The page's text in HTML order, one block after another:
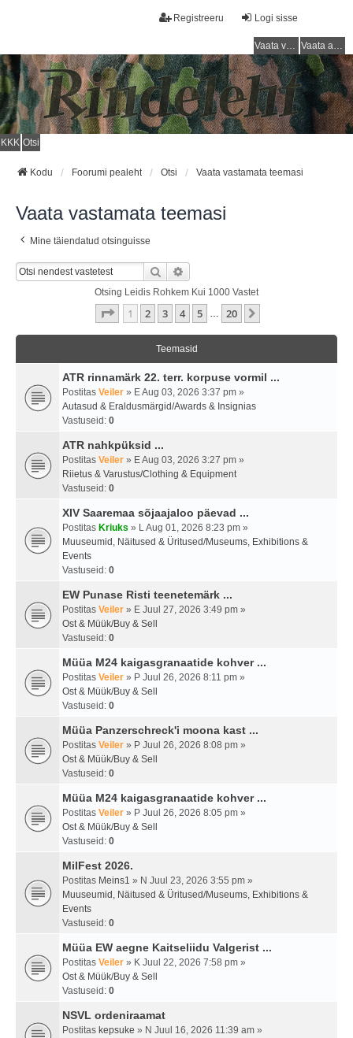
Logi sisse
Registreeru
Vaata vastamata teemasi Vaata aktiivseid teemasid
KKK Otsi
Kodu Foorumi pealeht Otsi Vaata vastamata teemasi
Vaata vastamata teemasi
Mine täiendatud otsinguisse
Otsi
Otsing Leidis Rohkem Kui 1000 Vastet
1 . Leht20 -st
1 2 3 4 5 … 20
Teemasid
ATR rinnamärk 22. terr. korpuse vormil ...
Postitas Veiler » E Aug 03, 2026 3:37 pm »
Autasud & Eraldusmärgid/Awards & Insignias
Vastuseid: 0
ATR nahkpüksid ...
Postitas Veiler » E Aug 03, 2026 3:27 pm »
Riietus & Varustus/Clothing & Equipment
Vastuseid: 0
XIV Saaremaa sõjaajaloo päevad ...
Postitas Kriuks » L Aug 01, 2026 8:23 pm »
Muuseumid, Näitused & Üritused/Museums, Exhibitions &
Events
Vastuseid: 0
EW Punase Risti teenetemärk ...
Postitas Veiler » E Juul 27, 2026 3:49 pm »
Ost & Müük/Buy & Sell
Vastuseid: 0
Müüa M24 kaigasgranaatide kohver ...
Postitas Veiler » P Juul 26, 2026 8:11 pm »
Ost & Müük/Buy & Sell
Vastuseid: 0
Müüa Panzerschreck'i moona kast ...
Postitas Veiler » P Juul 26, 2026 8:08 pm »
Ost & Müük/Buy & Sell
Vastuseid: 0
Müüa M24 kaigasgranaatide kohver ...
Postitas Veiler » P Juul 26, 2026 8:05 pm »
Ost & Müük/Buy & Sell
Vastuseid: 0
MilFest 2026.
Postitas Meins1 » N Juul 23, 2026 3:55 pm »
Muuseumid, Näitused & Üritused/Museums, Exhibitions &
Events
Vastuseid: 0
Müüa EW aegne Kaitseliidu Valgerist ...
Postitas Veiler » K Juul 22, 2026 7:58 pm »
Ost & Müük/Buy & Sell
Vastuseid: 0
NSVL ordeniraamat
Postitas kepsuke » N Juul 16, 2026 11:39 am »